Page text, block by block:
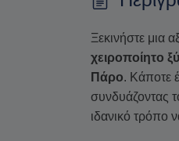
Ξεκινήστε μια
χειροποίητο
Πάρο. Κάποτε
συνδυάζοντας
ιδανικό τρόπο